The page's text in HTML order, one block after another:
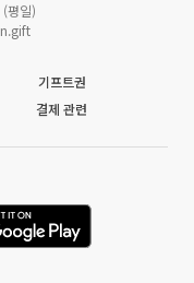
평일)
기프트권
결제 관련